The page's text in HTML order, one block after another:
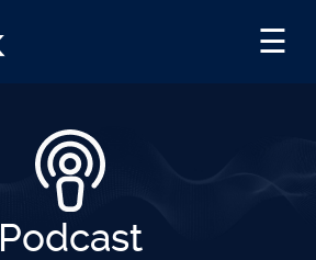
Podcast